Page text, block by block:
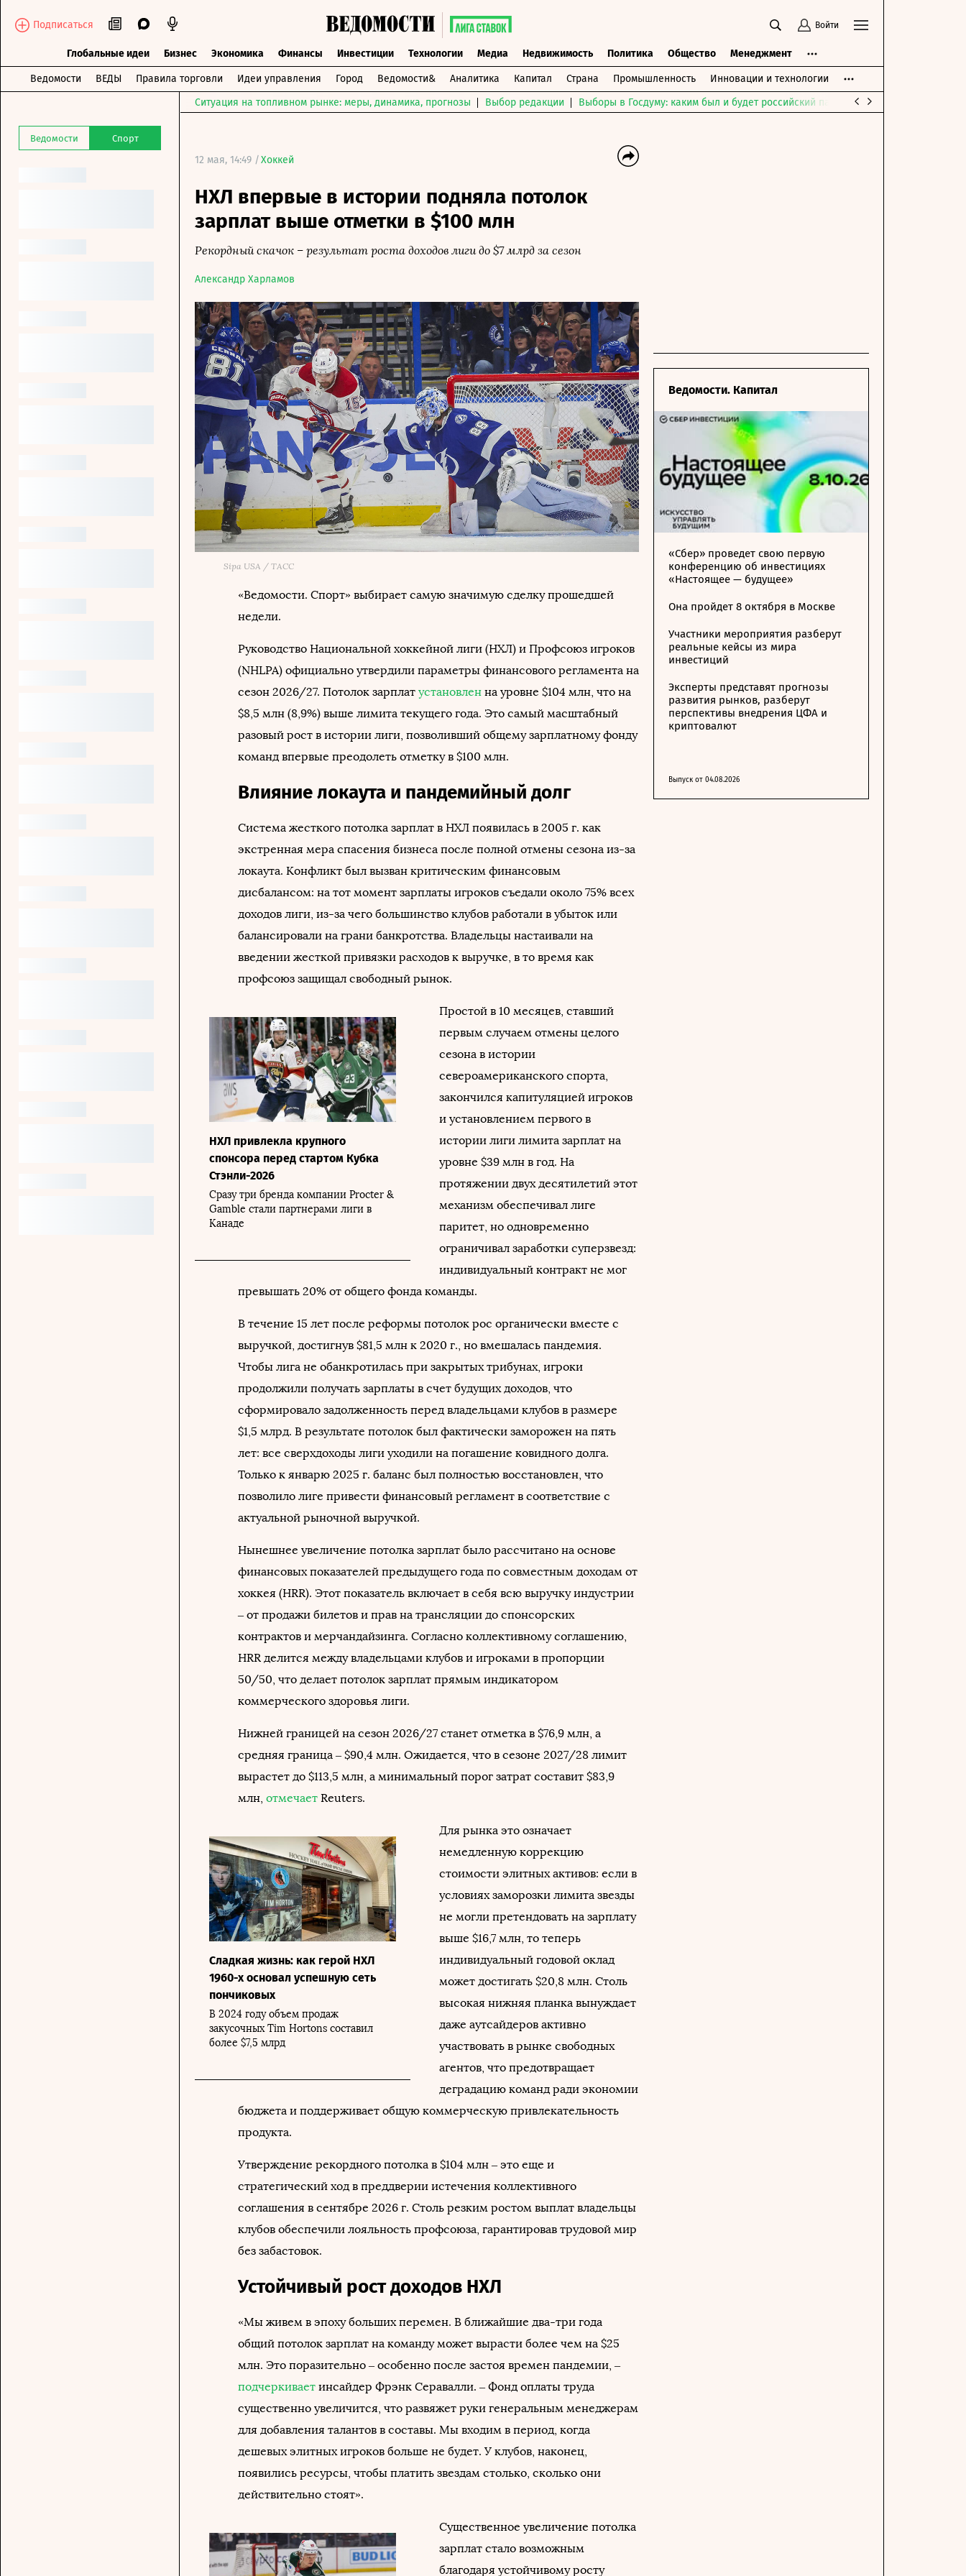
Подписаться Войти
Глобальные идеи Бизнес Экономика Финансы Инвестиции Технологии Медиа Недвижимость Политика Общество Менеджмент
Ведомости ВЕДЫ Правила торговли Идеи управления Город Ведомости& Аналитика Капитал Страна Промышленность Инновации и технологии
Ведомости Спорт
Ситуация на топливном рынке: меры, динамика, прогнозы Выбор редакции Выборы в Госдуму: каким был и будет российский парламент
12 мая, 14:49 /Хоккей
НХЛ впервые в истории подняла потолок
зарплат выше отметки в $100 млн
Рекордный скачок – результат роста доходов лиги до $7 млрд за сезон
Александр Харламов
Sipa USA / ТАСС
«Ведомости. Спорт» выбирает самую значимую сделку прошедшей
недели.
Руководство Национальной хоккейной лиги (НХЛ) и Профсоюз игроков
(NHLPA) официально утвердили параметры финансового регламента на
сезон 2026/27. Потолок зарплат установлен на уровне $104 млн, что на
$8,5 млн (8,9%) выше лимита текущего года. Это самый масштабный
разовый рост в истории лиги, позволивший общему зарплатному фонду
команд впервые преодолеть отметку в $100 млн.
Влияние локаута и пандемийный долг
Система жесткого потолка зарплат в НХЛ появилась в 2005 г. как
экстренная мера спасения бизнеса после полной отмены сезона из-за
локаута. Конфликт был вызван критическим финансовым
дисбалансом: на тот момент зарплаты игроков съедали около 75% всех
доходов лиги, из-за чего большинство клубов работали в убыток или
балансировали на грани банкротства. Владельцы настаивали на
введении жесткой привязки расходов к выручке, в то время как
профсоюз защищал свободный рынок.
НХЛ привлекла крупного
спонсора перед стартом Кубка
Стэнли-2026
Сразу три бренда компании Procter &
Gamble стали партнерами лиги в
Канаде
Простой в 10 месяцев, ставший
первым случаем отмены целого
сезона в истории
североамериканского спорта,
закончился капитуляцией игроков
и установлением первого в
истории лиги лимита зарплат на
уровне $39 млн в год. На
протяжении двух десятилетий этот
механизм обеспечивал лиге
паритет, но одновременно
ограничивал заработки суперзвезд:
индивидуальный контракт не мог
превышать 20% от общего фонда команды.
В течение 15 лет после реформы потолок рос органически вместе с
выручкой, достигнув $81,5 млн к 2020 г., но вмешалась пандемия.
Чтобы лига не обанкротилась при закрытых трибунах, игроки
продолжили получать зарплаты в счет будущих доходов, что
сформировало задолженность перед владельцами клубов в размере
$1,5 млрд. В результате потолок был фактически заморожен на пять
лет: все сверхдоходы лиги уходили на погашение ковидного долга.
Только к январю 2025 г. баланс был полностью восстановлен, что
позволило лиге привести финансовый регламент в соответствие с
актуальной рыночной выручкой.
Нынешнее увеличение потолка зарплат было рассчитано на основе
финансовых показателей предыдущего года по совместным доходам от
хоккея (HRR). Этот показатель включает в себя всю выручку индустрии
– от продажи билетов и прав на трансляции до спонсорских
контрактов и мерчандайзинга. Согласно коллективному соглашению,
HRR делится между владельцами клубов и игроками в пропорции
50/50, что делает потолок зарплат прямым индикатором
коммерческого здоровья лиги.
Нижней границей на сезон 2026/27 станет отметка в $76,9 млн, а
средняя граница – $90,4 млн. Ожидается, что в сезоне 2027/28 лимит
вырастет до $113,5 млн, а минимальный порог затрат составит $83,9
млн, отмечает Reuters.
Сладкая жизнь: как герой НХЛ
1960-х основал успешную сеть
пончиковых
В 2024 году объем продаж
закусочных Tim Hortons составил
более $7,5 млрд
Для рынка это означает
немедленную коррекцию
стоимости элитных активов: если в
условиях заморозки лимита звезды
не могли претендовать на зарплату
выше $16,7 млн, то теперь
индивидуальный годовой оклад
может достигать $20,8 млн. Столь
высокая нижняя планка вынуждает
даже аутсайдеров активно
участвовать в рынке свободных
агентов, что предотвращает
деградацию команд ради экономии
бюджета и поддерживает общую коммерческую привлекательность
продукта.
Утверждение рекордного потолка в $104 млн – это еще и
стратегический ход в преддверии истечения коллективного
соглашения в сентябре 2026 г. Столь резким ростом выплат владельцы
клубов обеспечили лояльность профсоюза, гарантировав трудовой мир
без забастовок.
Устойчивый рост доходов НХЛ
«Мы живем в эпоху больших перемен. В ближайшие два-три года
общий потолок зарплат на команду может вырасти более чем на $25
млн. Это поразительно – особенно после застоя времен пандемии, –
подчеркивает инсайдер Фрэнк Серавалли. – Фонд оплаты труда
существенно увеличится, что развяжет руки генеральным менеджерам
для добавления талантов в составы. Мы входим в период, когда
дешевых элитных игроков больше не будет. У клубов, наконец,
появились ресурсы, чтобы платить звездам столько, сколько они
действительно стоят».
Существенное увеличение потолка
зарплат стало возможным
благодаря устойчивому росту
Ведомости. Капитал
«Сбер» проведет свою первую
конференцию об инвестициях
«Настоящее — будущее»
Она пройдет 8 октября в Москве
Участники мероприятия разберут
реальные кейсы из мира
инвестиций
Эксперты представят прогнозы
развития рынков, разберут
перспективы внедрения ЦФА и
криптовалют
Выпуск от 04.08.2026